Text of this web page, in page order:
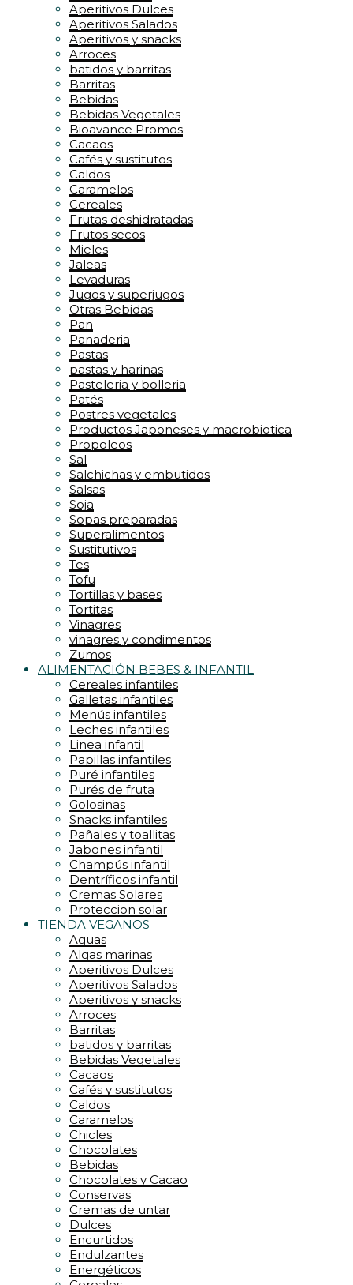
Aperitivos Dulces
Aperitivos Salados
Aperitivos y snacks
Arroces
batidos y barritas
Barritas
Bebidas
Bebidas Vegetales
Bioavance Promos
Cacaos
Cafés y sustitutos
Caldos
Caramelos
Cereales
Frutas deshidratadas
Frutos secos
Mieles
Jaleas
Levaduras
Jugos y superjugos
Otras Bebidas
Pan
Panaderia
Pastas
pastas y harinas
Pasteleria y bolleria
Patés
Postres vegetales
Productos Japoneses y macrobiotica
Propoleos
Sal
Salchichas y embutidos
Salsas
Soja
Sopas preparadas
Superalimentos
Sustitutivos
Tes
Tofu
Tortillas y bases
Tortitas
Vinagres
vinagres y condimentos
Zumos
ALIMENTACIÓN BEBES & INFANTIL
Cereales infantiles
Galletas infantiles
Menús infantiles
Leches infantiles
Linea infantil
Papillas infantiles
Puré infantiles
Purés de fruta
Golosinas
Snacks infantiles
Pañales y toallitas
Jabones infantil
Champús infantil
Dentríficos infantil
Cremas Solares
Proteccion solar
TIENDA VEGANOS
Aguas
Algas marinas
Aperitivos Dulces
Aperitivos Salados
Aperitivos y snacks
Arroces
Barritas
batidos y barritas
Bebidas Vegetales
Cacaos
Cafés y sustitutos
Caldos
Caramelos
Chicles
Chocolates
Bebidas
Chocolates y Cacao
Conservas
Cremas de untar
Dulces
Encurtidos
Endulzantes
Energéticos